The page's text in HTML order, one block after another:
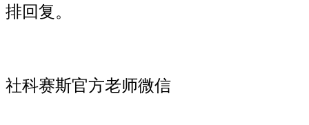
排回复。
社科赛斯官方老师微信